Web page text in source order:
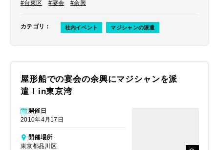
#台東区
#宴会 #余興
カテゴリ ： 社内イベント マジシャンの派遣
屋形船での宴会の余興にマジシャンを派
遣！in東京湾
開催日
2010年4月17日
開催場所
東京都品川区